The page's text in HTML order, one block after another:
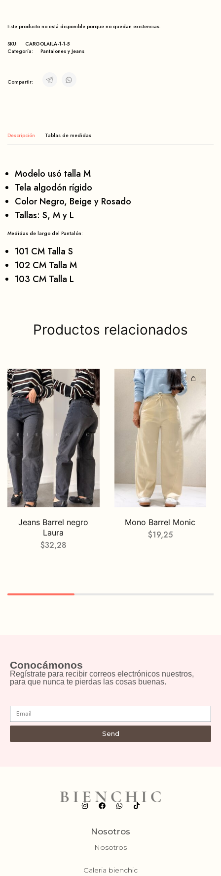
Este producto no está disponible porque no quedan existencias.
SKU:
CARGOLAILA-1-1-5
Categoría:
Pantalones y Jeans
Compartir:
Descripción
Modelo usó talla M
Tela algodón rígido
Color Negro, Beige y Rosado
Tallas: S, M y L
Medidas de largo del Pantalón:
101 CM Talla S
102 CM Talla M
103 CM Talla L
Productos relacionados
Jeans Barrel negro
Laura
$32,28
Mono Barrel Monic
$19,25
Conocámonos
Regístrate para recibir correos electrónicos nuestros,
para que nunca te pierdas las cosas buenas.
Send
Nosotros
Nosotros
Galeria bienchic